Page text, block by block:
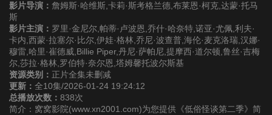
影片导演： 詹姆斯·哈维斯,卡莉·斯考格兰德,布莱恩·柯克,达蒙·托马
斯
影片主演： 罗里·金尼尔,帕蒂·卢波恩,乔什·哈奈特,诺亚·尤佩,利夫·
卡内,西蒙·拉塞尔·比尔,伊娃·格林,乔尼·波查普,海伦·麦克洛瑞,汉娜·
穆雷,哈里·崔德威,Billie Piper,丹尼·萨帕尼,提摩西·道尔顿,鲁丝·吉梅
尔,莎拉·格林,罗伯特·奈尔恩,塔姆馨托波尔斯基
资源类别： 正片全集未删减
更新： 全10集/2026-01-24 19:24:12
总播放次数： 838次
简介：窝窝影院(www.xn2001.com)为您提供《低俗怪谈第二季》简